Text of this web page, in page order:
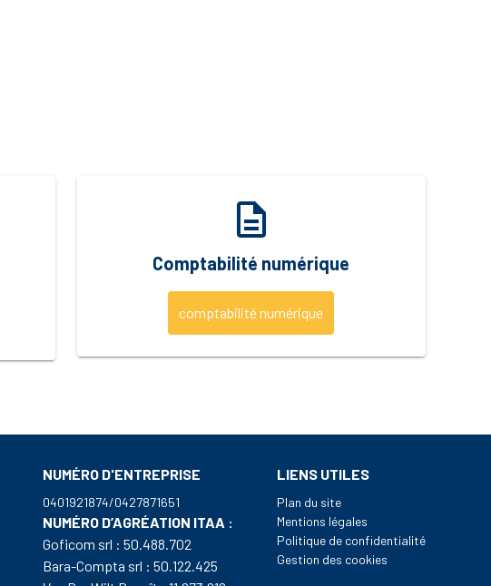
description
Comptabilité numérique
comptabilité numérique
NUMÉRO D'ENTREPRISE
0401921874/0427871651
NUMÉRO D’AGRÉATION ITAA :
Goficom srl : 50.488.702
Bara-Compta srl : 50.122.425
LIENS UTILES
Plan du site
Mentions légales
Politique de confidentialité
Gestion des cookies